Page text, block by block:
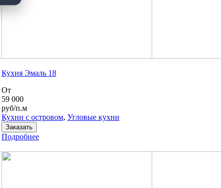
Кухня Эмаль 18
От
59 000
руб/п.м
Кухни с островом, Угловые кухни
Заказать
Подробнее